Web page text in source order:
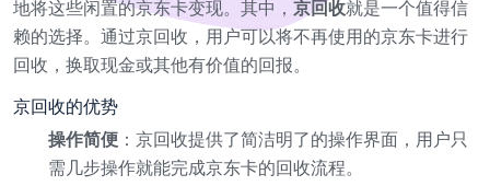
地将这些闲置的京东卡变现。其中， 京回收就是一个值得信
赖的选择。通过京回收，用户可以将不再使用的京东卡进行
回收，换取现金或其他有价值的回报。
京回收的优势
操作简便 ：京回收提供了简洁明了的操作界面，用户只
需几步操作就能完成京东卡的回收流程。